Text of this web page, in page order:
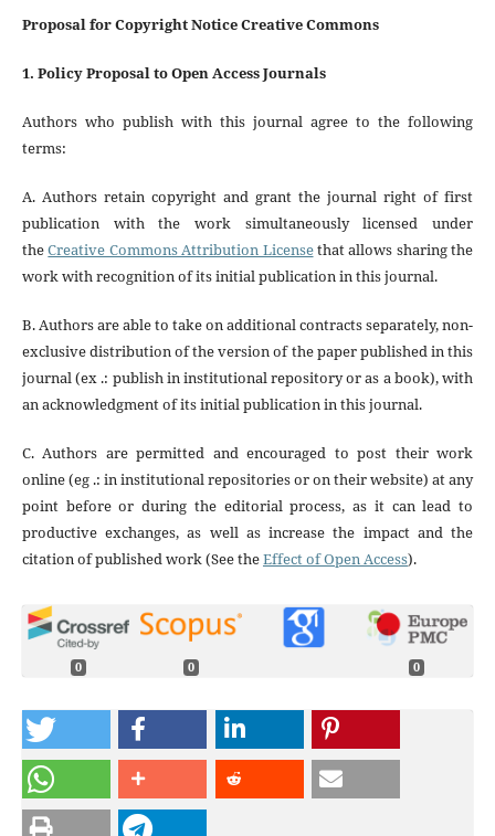
Proposal for Copyright Notice Creative Commons
1. Policy Proposal to Open Access Journals
Authors who publish with this journal agree to the following
terms:
A. Authors retain copyright and grant the journal right of first
publication with the work simultaneously licensed under
theCreative Commons Attribution Licensethat allows sharing the
work with recognition of its initial publication in this journal.
B. Authors are able to take on additional contracts separately, non-
exclusive distribution of the version of the paper published in this
journal (ex .: publish in institutional repository or as a book), with
an acknowledgment of its initial publication in this journal.
C. Authors are permitted and encouraged to post their work
online (eg .: in institutional repositories or on their website) at any
point before or during the editorial process, as it can lead to
productive exchanges, as well as increase the impact and the
citation of published work (See theEffect of Open Access).
0 0 0